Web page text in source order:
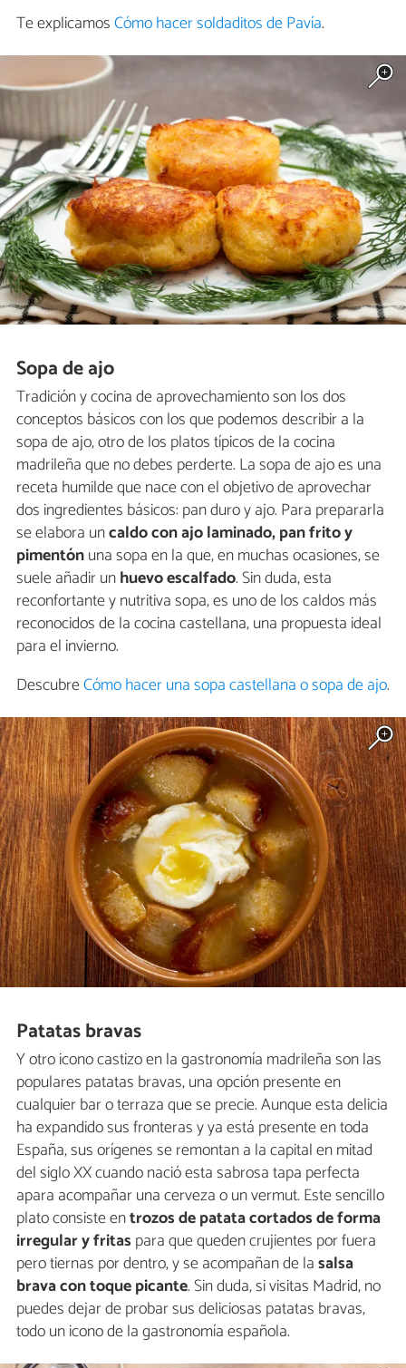
Te explicamosCómo hacer soldaditos de Pavía.
Sopa de ajo
Tradición y cocina de aprovechamiento son los dos
conceptos básicos con los que podemos describir a la
sopa de ajo, otro de los platos típicos de la cocina
madrileña que no debes perderte. La sopa de ajo es una
receta humilde que nace con el objetivo de aprovechar
dos ingredientes básicos: pan duro y ajo. Para prepararla
se elabora uncaldo con ajo laminado, pan frito y
pimentónuna sopa en la que, en muchas ocasiones, se
suele añadir unhuevo escalfado. Sin duda, esta
reconfortante y nutritiva sopa, es uno de los caldos más
reconocidos de la cocina castellana, una propuesta ideal
para el invierno.
DescubreCómo hacer una sopa castellana o sopa de ajo.
Patatas bravas
Y otro icono castizo en la gastronomía madrileña son las
populares patatas bravas, una opción presente en
cualquier bar o terraza que se precie. Aunque esta delicia
ha expandido sus fronteras y ya está presente en toda
España, sus orígenes se remontan a la capital en mitad
del siglo XX cuando nació esta sabrosa tapa perfecta
apara acompañar una cerveza o un vermut. Este sencillo
plato consiste entrozos de patata cortados de forma
irregular y fritas para que queden crujientes por fuera
pero tiernas por dentro, y se acompañan de lasalsa
brava con toque picante. Sin duda, si visitas Madrid, no
puedes dejar de probar sus deliciosas patatas bravas,
todo un icono de la gastronomía española.